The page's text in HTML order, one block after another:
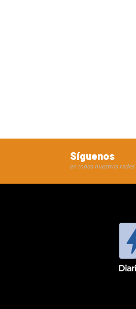
Síguenos
en todas nuestras redes